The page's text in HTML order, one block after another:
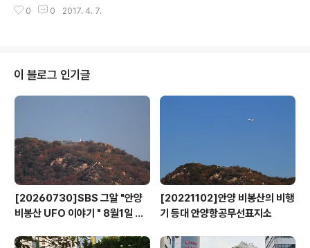
13회를 개최하여 38명이 채용되었으며 2차례의 작은 취
식에서 남경필 도지사로부터 최우수 기관 표창과 함께 부
년에 이어 단체장의 기업애로에 대한 관심도를 측정하는
분야에서 특히 높은 점수를 받았다. 또한 특수시책으로 시
기획경제국장을 단장으로 하는 「찾아가는 기업SOS기동
다. 창립기념일을 맞이한 기업체에 ..
0 0 2017. 4. 7.
이 블로그 인기글
[20260730]SBS 그알 "안양
비봉산 UFO 이야기 " 8월1일 방
[20221102]안양 비봉산의 비행
기 등대 안양항공무선표지소